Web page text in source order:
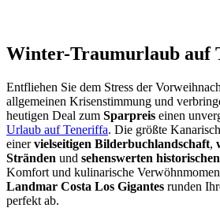
Winter-Traumurlaub auf
Entfliehen Sie dem Stress der
allgemeinen Krisenstimmung und
heutigen Deal zum Sparpreis einen
Urlaub auf Teneriffa. Die größte
einervielseitigen Bilderbuchlandschaft,
Stränden und sehenswerten
Komfort und kulinarische
Landmar Costa Los Gigantes runden
perfekt ab.